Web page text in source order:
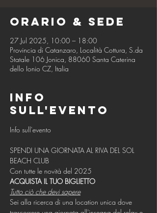
Orario & Sede
27 Jul 2025, 10:00 – 18:00
Provincia di Catanzaro, Località Cottura, S.da
Statale 106 Jonica, 88060 Santa Caterina
dello Ionio CZ, Italia
Info
sull'evento
SPENDI UNA GIORNATA AL RIVA DEL SOL
BEACH CLUB
Con tutte le novità del 2025
ACQUISTA IL TUO BIGLIETTO
Tutto ciò che devi sapere
Sei alla ricerca di una location unica dove